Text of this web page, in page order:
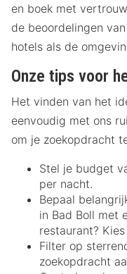
en boek met
de beoordelingen
hotels als de
Onze tips voor
Het vinden van het
eenvoudig met ons
om je zoekopdracht
Stel je budget
per nacht.
Bepaal
in Bad Boll met
restaurant?
Filter op
zoekopdracht